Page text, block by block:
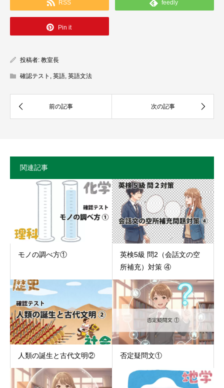
RSS feedly
Pin it
投稿者: 教室長
確認テスト 英語 英語文法
関連記事
モノの調べ方①
英検5級 問2（会話文の空
所補充）対策 ④
人類の誕生と古代文明② 否定疑問文①